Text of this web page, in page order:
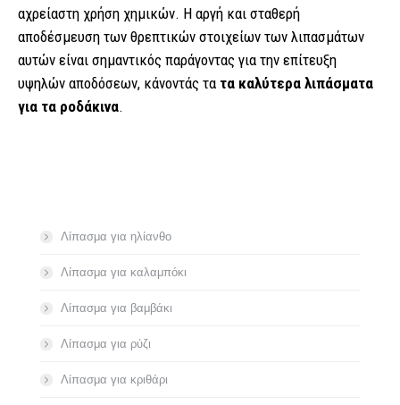
αχρείαστη χρήση χημικών. Η αργή και σταθερή
αποδέσμευση των θρεπτικών στοιχείων των λιπασμάτων
αυτών είναι σημαντικός παράγοντας για την επίτευξη
υψηλών αποδόσεων, κάνοντάς τα τα καλύτερα λιπάσματα
για τα ροδάκινα.
Λίπασμα για ηλίανθο
Λίπασμα για καλαμπόκι
Λίπασμα για βαμβάκι
Λίπασμα για ρύζι
Λίπασμα για κριθάρι